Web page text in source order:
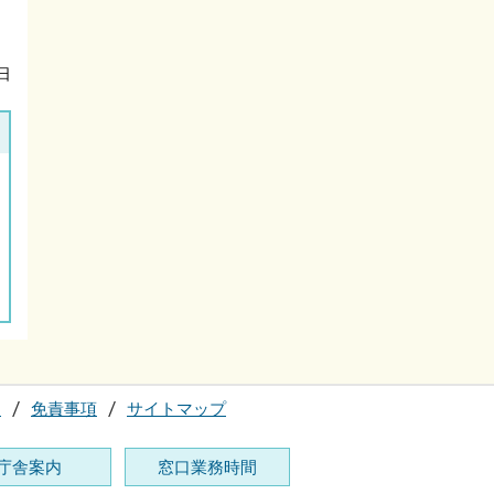
免責事項 サイトマップ
舎案内 窓口業務時間